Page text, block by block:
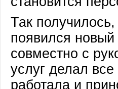
Так
появился новый
совместно с
услуг делал
работала и